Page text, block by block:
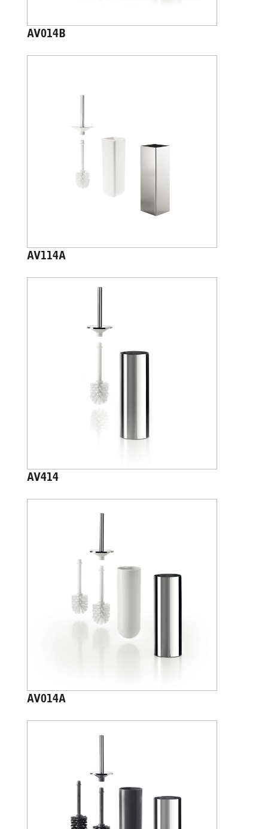
AV014B
AV114A
AV414
AV014A